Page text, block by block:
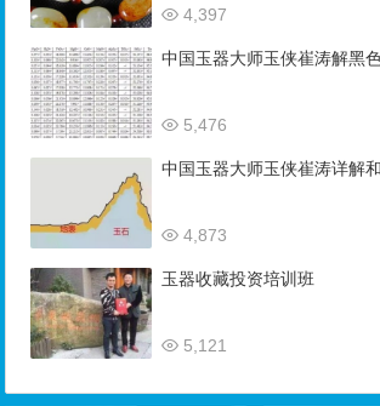
4,397
中国玉器大师玉侠崔涛解黑
5,476
中国玉器大师玉侠崔涛详解
4,873
玉器收藏投资培训班
5,121